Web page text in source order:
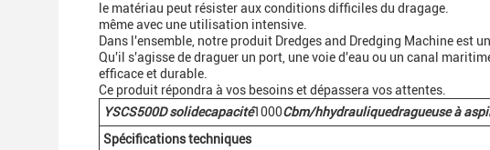
le matériau peut résister aux conditions difficiles du dragage.
même avec une utilisation intensive.
Dans l'ensemble, notre produit Dredges and Dredging Machine est
Qu'il s'agisse de draguer un port, une voie d'eau ou un canal
efficace et durable.
Ce produit répondra à vos besoins et dépassera vos attentes.
YSCS500D solidecapacité1000Cbm/hhydrauliquedragueuse à
Spécifications techniques